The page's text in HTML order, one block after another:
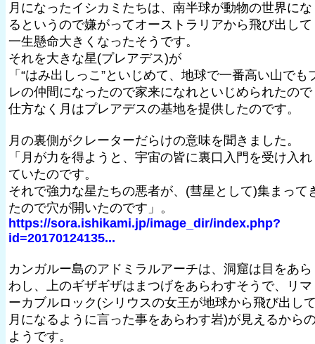
月になったイシカミたちは、南半球が動物の世界にな
るというので嫌がってオーストラリアから飛び出して
一生懸命大きくなったそうです。
それを大きな星(プレアデス)が
「“はみ出しっこ”といじめて、地球で一番高い山でも
レの仲間になったので家来になれといじめられたので
仕方なく月はプレアデスの基地を提供したのです。
月の裏側がクレーターだらけの意味を聞きました。
「月が力を得ようと、宇宙の皆に裏口入門を受け入れ
ていたのです。
それで強力な星たちの悪者が、(彗星として)集まって
たので穴が開いたのです」。
https://sora.ishikami.jp/image_dir/index.php?
id=20170124135...
カンガルー島のアドミラルアーチは、洞窟は目をあら
わし、上のギザギザはまつげをあらわすそうで、リマ
ーカブルロック(シリウスの女王が地球から飛び出し
月になるように言った事をあらわす岩)が見えるから
ようです。